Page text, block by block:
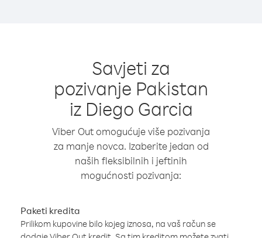
Savjeti za
pozivanje Pakistan
iz Diego Garcia
Viber Out omogućuje više pozivanja
za manje novca. Izaberite jedan od
naših fleksibilnih i jeftinih
mogućnosti pozivanja:
Paketi kredita
Prilikom kupovine bilo kojeg iznosa, na vaš račun se